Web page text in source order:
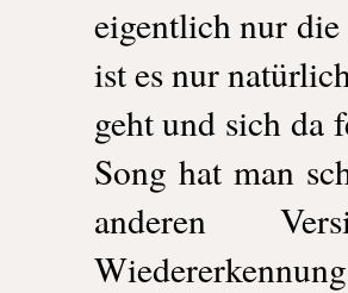
eigentlich nur
ist es nur
geht und sich da
Song hat man
anderen